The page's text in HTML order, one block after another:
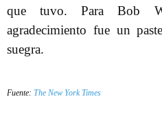
que tuvo. Para Bob
agradecimiento fue un
suegra.
Fuente: The New York Times